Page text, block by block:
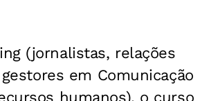
(jornalistas, relações
em Comunicação
humanos), o curso